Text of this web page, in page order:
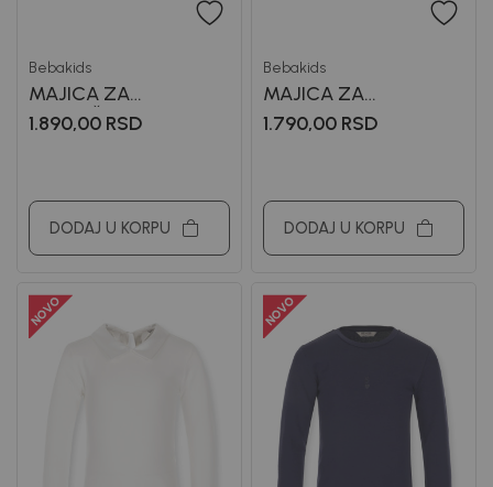
Bebakids
MAJICA ZA
DEVOJČICE VERONIKA
1.890,00 RSD
DODAJ U KORPU
Bebakids
MAJICA ZA
DEVOJCICE VIKTORIA
1.790,00 RSD
DODAJ U KORPU